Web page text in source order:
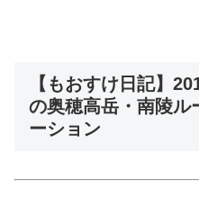
【もおすけ日記】
の奥穂高岳・南陵ル
ーション